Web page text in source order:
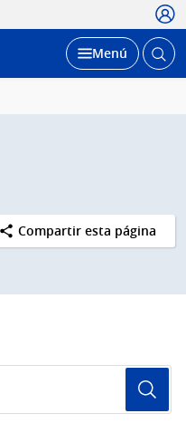
Desplegar
Menú Abrir
Compartir esta página